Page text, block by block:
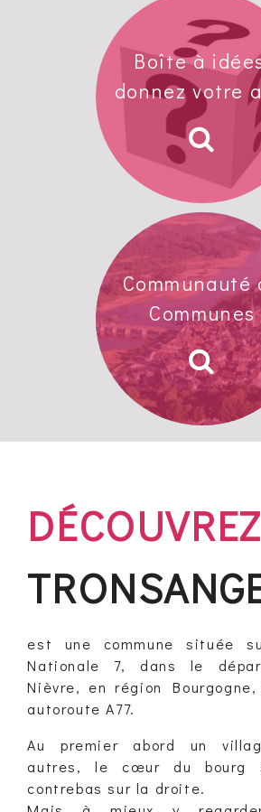
Boîte à
donnez votre
Communauté
Communes
DÉCOUVREZ
est une commune située
Nationale 7, dans le
Nièvre, en région
autoroute A77.
Au premier abord un
autres, le cœur du bourg
contrebas sur la droite.